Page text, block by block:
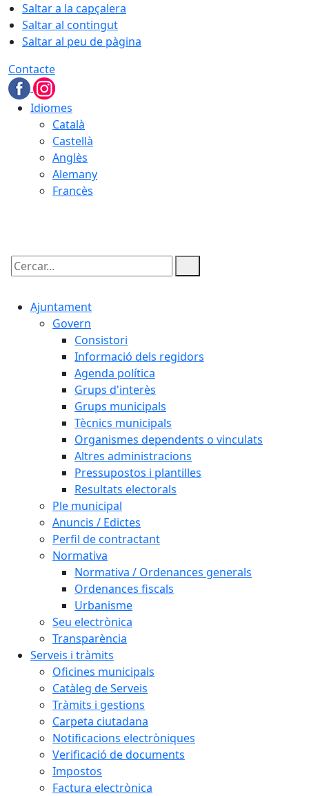
Saltar a la capçalera
Saltar al contingut
Saltar al peu de pàgina
Contacte
Idiomes
Català
Castellà
Anglès
Alemany
Francès
Cercar:
Ajuntament
Govern
Consistori
Informació dels regidors
Agenda política
Grups d'interès
Grups municipals
Tècnics municipals
Organismes dependents o vinculats
Altres administracions
Pressupostos i plantilles
Resultats electorals
Ple municipal
Anuncis / Edictes
Perfil de contractant
Normativa
Normativa / Ordenances generals
Ordenances fiscals
Urbanisme
Seu electrònica
Transparència
Serveis i tràmits
Oficines municipals
Catàleg de Serveis
Tràmits i gestions
Carpeta ciutadana
Notificacions electròniques
Verificació de documents
Impostos
Factura electrònica